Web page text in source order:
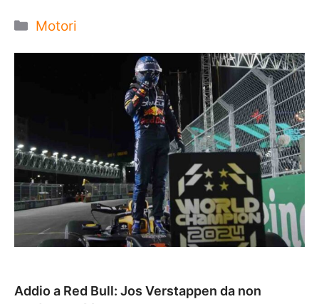
Categorie
Motori
Addio a Red Bull: Jos Verstappen da non